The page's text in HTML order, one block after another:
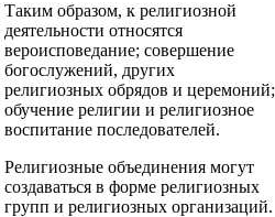
Таким образом, к религиозной
деятельности относятся
вероисповедание; совершение
богослужений, других
религиозных обрядов и церемоний;
обучение религии и религиозное
воспитание последователей.
Религиозные объединения могут
создаваться в форме религиозных
групп и религиозных организаций.